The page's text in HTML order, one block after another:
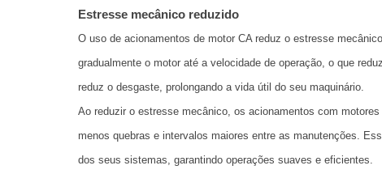
Estresse mecânico reduzido
O uso de acionamentos de motor CA reduz o estresse
gradualmente o motor até a velocidade de operação, o que
reduz o desgaste, prolongando a vida útil do seu maquinário.
Ao reduzir o estresse mecânico, os acionamentos com
menos quebras e intervalos maiores entre as manutenções.
dos seus sistemas, garantindo operações suaves e eficientes.